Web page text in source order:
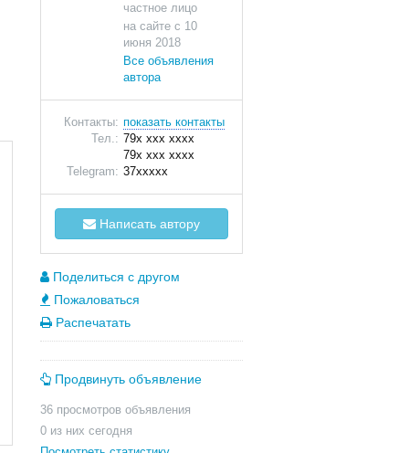
частное лицо
на сайте с 10
июня 2018
Все объявления
автора
Контакты: показать контакты
Тел.: 79x xxx xxxx
79x xxx xxxx
Telegram: 37xxxxx
Написать автору
Поделиться с другом
Пожаловаться
Распечатать
Продвинуть объявление
36 просмотров объявления
0 из них сегодня